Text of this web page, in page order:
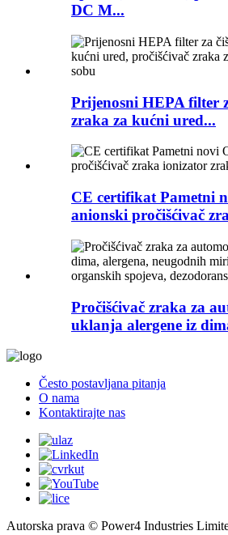
DC M...
Prijenosni HEPA filter
zraka za kućni ured...
CE certifikat Pametni
anionski pročišćivač
Pročišćivač zraka za
uklanja alergene iz
Često postavljana pitanja
O nama
Kontaktirajte nas
Autorska prava © Power4 Industries